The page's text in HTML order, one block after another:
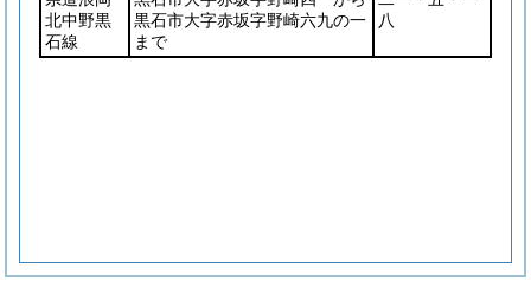
北中野黒
石線
黒石市大字赤坂字野崎六九の一
まで
八